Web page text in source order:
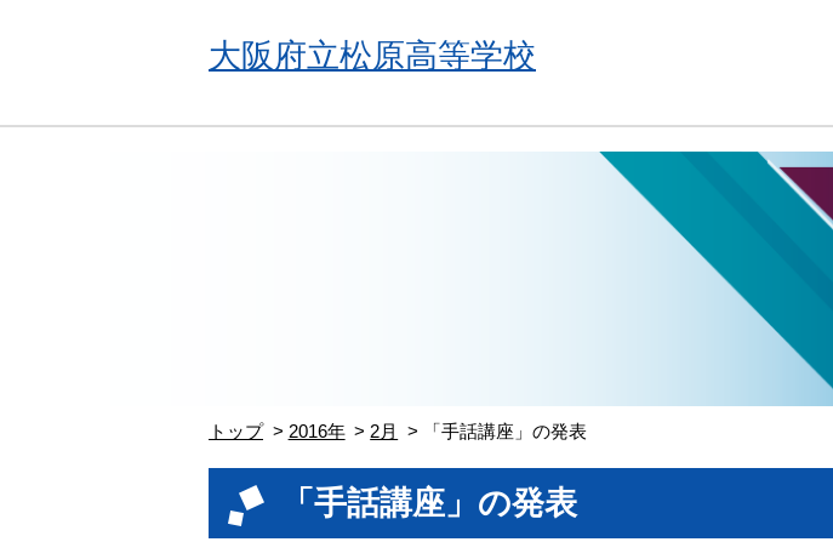
大阪府立松原高等学校
トップ 2016年 2月 「手話講座」の発表
「手話講座」の発表